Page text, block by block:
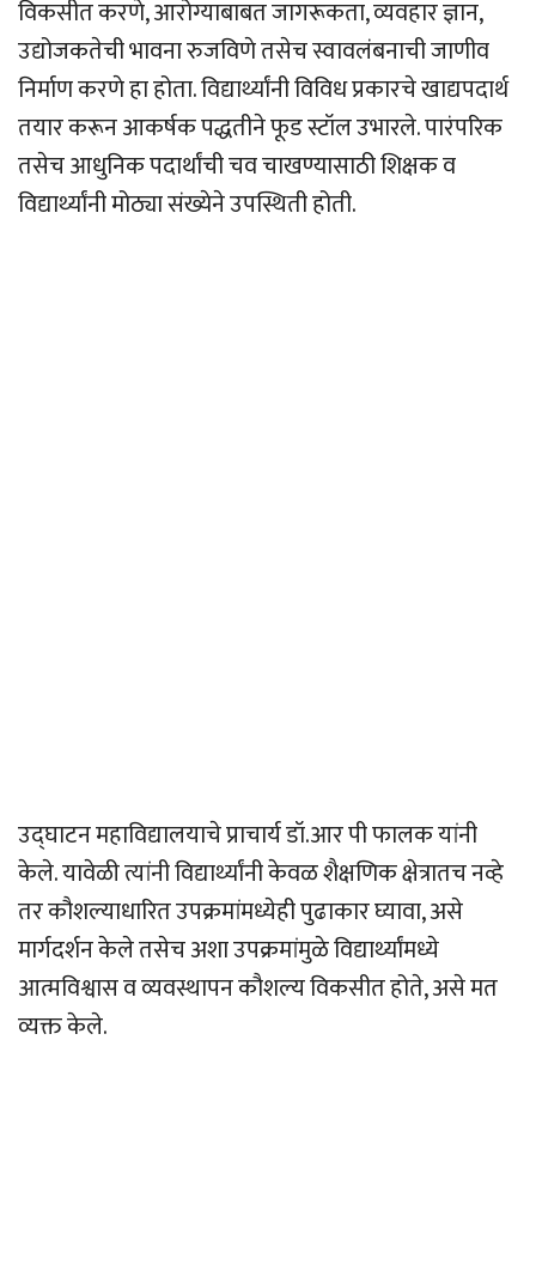
विकसीत करणे, आरोग्याबाबत जागरूकता, व्यवहार ज्ञान,
उद्योजकतेची भावना रुजविणे तसेच स्वावलंबनाची जाणीव
निर्माण करणे हा होता. विद्यार्थ्यांनी विविध प्रकारचे खाद्यपदार्थ
तयार करून आकर्षक पद्धतीने फूड स्टॉल उभारले. पारंपरिक
तसेच आधुनिक पदार्थांची चव चाखण्यासाठी शिक्षक व
विद्यार्थ्यांनी मोठ्या संख्येने उपस्थिती होती.
उद्घाटन महाविद्यालयाचे प्राचार्य डॉ.आर पी फालक यांनी
केले. यावेळी त्यांनी विद्यार्थ्यांनी केवळ शैक्षणिक क्षेत्रातच नव्हे
तर कौशल्याधारित उपक्रमांमध्येही पुढाकार घ्यावा, असे
मार्गदर्शन केले तसेच अशा उपक्रमांमुळे विद्यार्थ्यांमध्ये
आत्मविश्वास व व्यवस्थापन कौशल्य विकसीत होते, असे मत
व्यक्त केले.